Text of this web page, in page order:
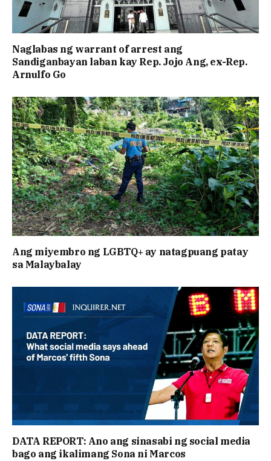
Naglabas ng warrant of arrest ang
Sandiganbayan laban kay Rep. Jojo Ang, ex-Rep.
Arnulfo Go
Ang miyembro ng LGBTQ+ ay natagpuang patay
sa Malaybalay
DATA REPORT: Ano ang sinasabi ng social media
bago ang ikalimang Sona ni Marcos